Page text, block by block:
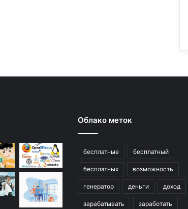
Облако меток
бесплатные бесплатный
бесплатных возможность
генератор деньги доход
зарабатывать заработать